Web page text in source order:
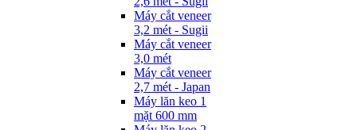
Máy cắt veneer
3,2 mét - Sugii
Máy cắt veneer
3,0 mét
Máy cắt veneer
2,7 mét - Japan
Máy lăn keo 1
mặt 600 mm